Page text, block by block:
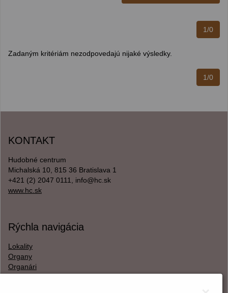
1/0
Zadaným kritériám nezodpovedajú nijaké výsledky.
1/0
KONTAKT
Hudobné centrum
Michalská 10, 815 36 Bratislava 1
+421 (2) 2047 0111, info@hc.sk
www.hc.sk
Rýchla navigácia
Lokality
Organy
Organári